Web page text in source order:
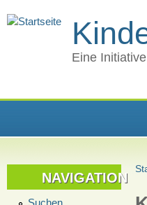
Eine
NAVIGATION
Suchen